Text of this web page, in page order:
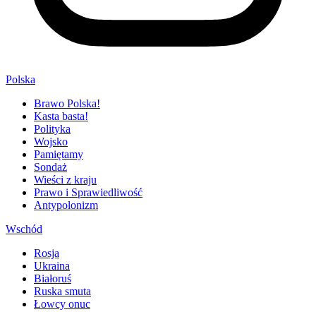
Polska
Brawo Polska!
Kasta basta!
Polityka
Wojsko
Pamiętamy
Sondaż
Wieści z kraju
Prawo i Sprawiedliwość
Antypolonizm
Wschód
Rosja
Ukraina
Białoruś
Ruska smuta
Łowcy onuc